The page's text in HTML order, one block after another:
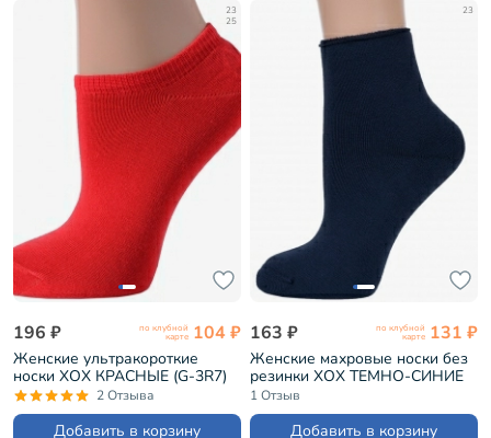
23
25
196 ₽ по клубной
карте 104 ₽
Женские ультракороткие
носки ХОХ КРАСНЫЕ (G-3R7)
2 Отзыва
Добавить в корзину
23
163 ₽ по клубной
карте 131 ₽
Женские махровые носки без
резинки ХОХ ТЕМНО-СИНИЕ
(Z-1482)
1 Отзыв
Добавить в корзину